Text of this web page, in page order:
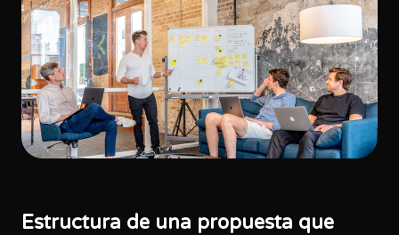
Estructura de una propuesta que